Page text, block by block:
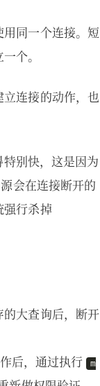
同一个连接。短
个。
连接的动作，也
别快，这是因为
会在连接断开的
强行杀掉
大查询后，断开
后，通过执行
m